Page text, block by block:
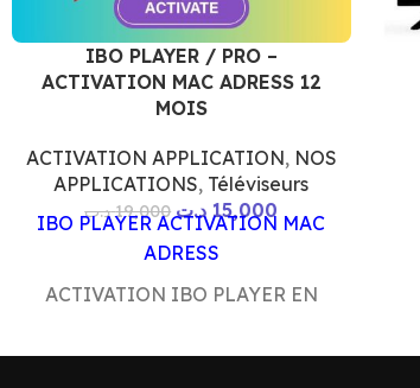
IBO PLAYER / PRO –
ACTIVATION MAC ADRESS 12
MOIS
ACTIVATION APPLICATION, NOS
APPLICATIONS, Téléviseurs
19,000 د.ت 15,000 د.ت
IBO PLAYER ACTIVATION MAC
ADRESS
ACTIVATION IBO PLAYER EN
SMART-TV SAMSUNG